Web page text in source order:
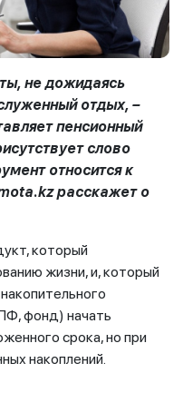
не дожидаясь
отдых, –
пенсионный
слово
относится к
.kzрасскажет о
который
жизни, и, который
фонд) начать
срока, но при
накоплений.